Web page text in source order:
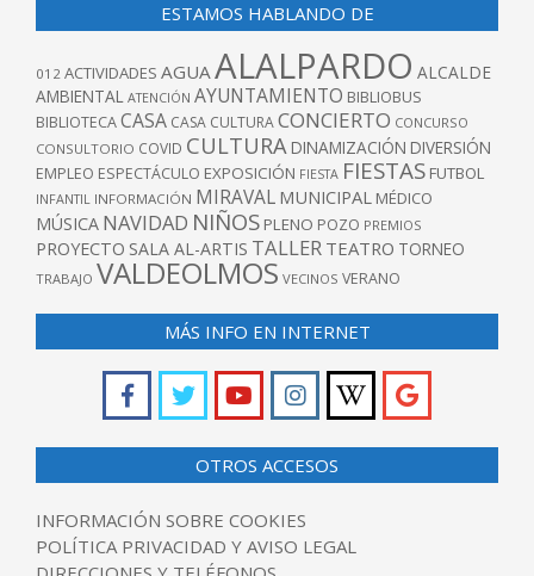
ESTAMOS HABLANDO DE
012 ACTIVIDADES AGUAALALPARDO ALCALDE
AMBIENTAL ATENCIÓN AYUNTAMIENTO BIBLIOBUS
BIBLIOTECACASA CASA CULTURACONCIERTO CONCURSO
CONSULTORIO COVID CULTURA DINAMIZACIÓN DIVERSIÓN
EMPLEO ESPECTÁCULO EXPOSICIÓN FIESTA FIESTAS FUTBOL
INFANTIL INFORMACIÓN MIRAVAL MUNICIPAL MÉDICO
MÚSICA NAVIDAD NIÑOS PLENO POZO PREMIOS
PROYECTO SALA AL-ARTIS TALLER TEATRO TORNEO
TRABAJO VALDEOLMOS VECINOS VERANO
MÁS INFO EN INTERNET
OTROS ACCESOS
INFORMACIÓN SOBRE COOKIES
POLÍTICA PRIVACIDAD Y AVISO LEGAL